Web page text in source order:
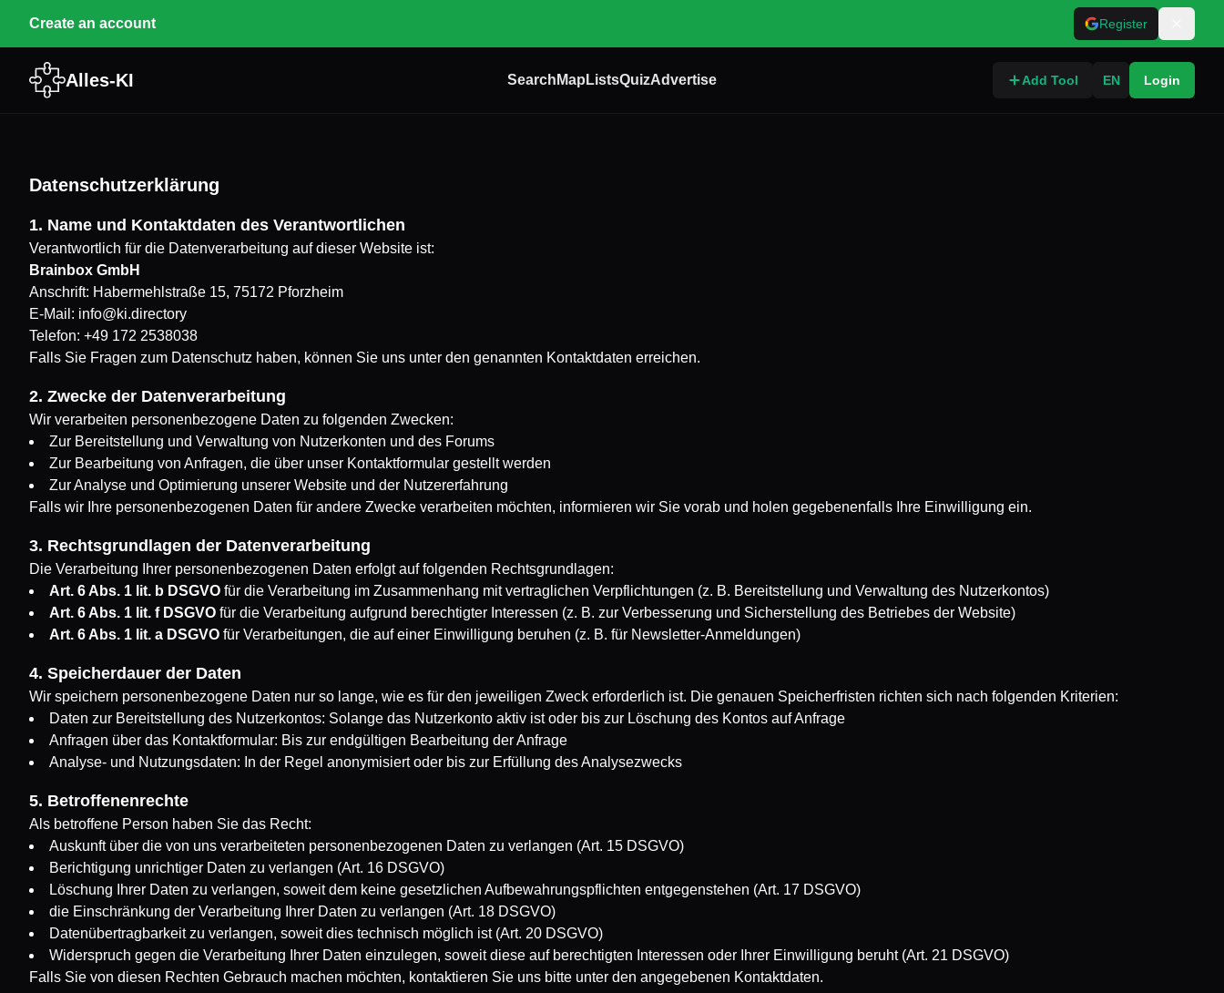
Create an account Register
Alles-KI Search Map ListsQuizAdvertise Add Tool EN Login
Datenschutzerklärung
1. Name und Kontaktdaten des Verantwortlichen
Verantwortlich für die Datenverarbeitung auf dieser Website ist:
Brainbox GmbH
Anschrift: Habermehlstraße 15, 75172 Pforzheim
E-Mail: info@ki.directory
Telefon: +49 172 2538038
Falls Sie Fragen zum Datenschutz haben, können Sie uns unter den genannten Kontaktdaten erreichen.
2. Zwecke der Datenverarbeitung
Wir verarbeiten personenbezogene Daten zu folgenden Zwecken:
Zur Bereitstellung und Verwaltung von Nutzerkonten und des Forums
Zur Bearbeitung von Anfragen, die über unser Kontaktformular gestellt werden
Zur Analyse und Optimierung unserer Website und der Nutzererfahrung
Falls wir Ihre personenbezogenen Daten für andere Zwecke verarbeiten möchten, informieren wir Sie vorab und holen gegebenenfalls Ihre Einwilligung ein.
3. Rechtsgrundlagen der Datenverarbeitung
Die Verarbeitung Ihrer personenbezogenen Daten erfolgt auf folgenden Rechtsgrundlagen:
Art. 6 Abs. 1 lit. b DSGVO für die Verarbeitung im Zusammenhang mit vertraglichen Verpflichtungen (z. B. Bereitstellung und Verwaltung des Nutzerkontos)
Art. 6 Abs. 1 lit. f DSGVO für die Verarbeitung aufgrund berechtigter Interessen (z. B. zur Verbesserung und Sicherstellung des Betriebes der Website)
Art. 6 Abs. 1 lit. a DSGVO für Verarbeitungen, die auf einer Einwilligung beruhen (z. B. für Newsletter-Anmeldungen)
4. Speicherdauer der Daten
Wir speichern personenbezogene Daten nur so lange, wie es für den jeweiligen Zweck erforderlich ist. Die genauen Speicherfristen richten sich nach folgenden Kriterien:
Daten zur Bereitstellung des Nutzerkontos: Solange das Nutzerkonto aktiv ist oder bis zur Löschung des Kontos auf Anfrage
Anfragen über das Kontaktformular: Bis zur endgültigen Bearbeitung der Anfrage
Analyse- und Nutzungsdaten: In der Regel anonymisiert oder bis zur Erfüllung des Analysezwecks
5. Betroffenenrechte
Als betroffene Person haben Sie das Recht:
Auskunft über die von uns verarbeiteten personenbezogenen Daten zu verlangen (Art. 15 DSGVO)
Berichtigung unrichtiger Daten zu verlangen (Art. 16 DSGVO)
Löschung Ihrer Daten zu verlangen, soweit dem keine gesetzlichen Aufbewahrungspflichten entgegenstehen (Art. 17 DSGVO)
die Einschränkung der Verarbeitung Ihrer Daten zu verlangen (Art. 18 DSGVO)
Datenübertragbarkeit zu verlangen, soweit dies technisch möglich ist (Art. 20 DSGVO)
Widerspruch gegen die Verarbeitung Ihrer Daten einzulegen, soweit diese auf berechtigten Interessen oder Ihrer Einwilligung beruht (Art. 21 DSGVO)
Falls Sie von diesen Rechten Gebrauch machen möchten, kontaktieren Sie uns bitte unter den angegebenen Kontaktdaten.